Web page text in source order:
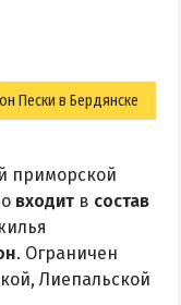
Пески в Бердянске
приморской
входит в состав
. Ограничен
Лиепальской